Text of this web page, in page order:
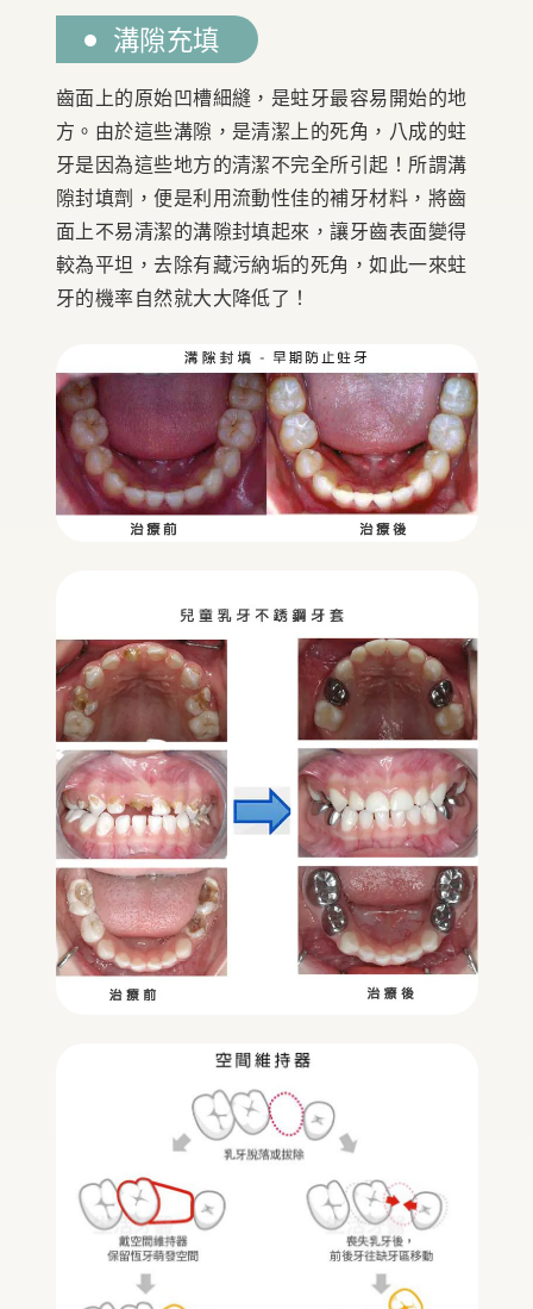
溝隙充填
齒面上的原始凹槽細縫，是蛀牙最容易開始的地
方。由於這些溝隙，是清潔上的死角，八成的蛀
牙是因為這些地方的清潔不完全所引起！所謂溝
隙封填劑，便是利用流動性佳的補牙材料，將齒
面上不易清潔的溝隙封填起來，讓牙齒表面變得
較為平坦，去除有藏污納垢的死角，如此一來蛀
牙的機率自然就大大降低了！